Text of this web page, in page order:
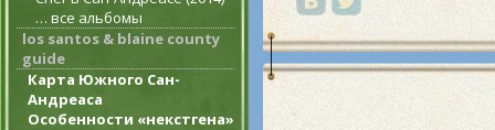
… все альбомы
los santos & blaine county
guide
Карта Южного Сан-
Андреаса
Особенности «некстгена»